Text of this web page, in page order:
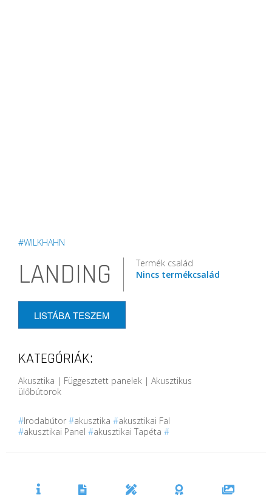
#WILKHAHN
LANDING
Termék család
Nincs termékcsalád
LISTÁBA TESZEM
KATEGÓRIÁK:
Akusztika | Függesztett panelek | Akusztikus
ülőbútorok
#Irodabútor #akusztika #akusztikai Fal
#akusztikai Panel #akusztikai Tapéta #